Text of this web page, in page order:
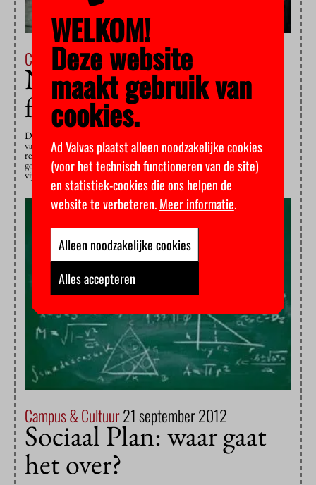
Campus & Cultuur24 september 2012
Neutelings checkt de
feiten
De VU gaat helemaal geen zeshonderd mensen ontslaan, zoals de
vakbonden suggereren, schrijft Rob Neutelings op zijn blog over de
reorganisatie van de bedrijfsvoering. Hij heeft een flyer van de
gezamenlijke bonden bestudeerd. Daarin staan volgens hem minstens
vijf uitspraken…
Campus & Cultuur21 september 2012
Sociaal Plan: waar gaat
het over?
WELKOM!
Deze website
maakt gebruik van
cookies.
Ad Valvas plaatst alleen noodzakelijke cookies
(voor het technisch functioneren van de site)
en statistiek-cookies die ons helpen de
website te verbeteren.Meer informatie.
Alleen noodzakelijke cookies
Alles accepteren